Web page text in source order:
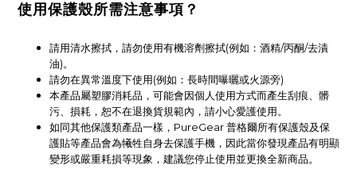
使用保護殼所需注意事項？
請用清水擦拭，請勿使用有機溶劑擦拭(例如：酒精/丙酮/去漬
油)。
請勿在異常溫度下使用(例如：長時間曝曬或火源旁)
本產品屬塑膠消耗品，可能會因個人使用方式而產生刮痕、髒
污、損耗，恕不在退換貨規範內，請小心愛護使用。
如同其他保護類產品一樣，PureGear 普格爾所有保護殼及保
護貼等產品會為犧牲自身去保護手機，因此當你發現產品有明顯
變形或嚴重耗損等現象，建議您停止使用並更換全新商品。